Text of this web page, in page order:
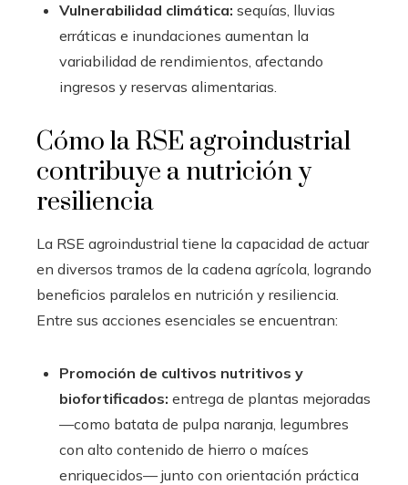
Vulnerabilidad climática: sequías, lluvias
erráticas e inundaciones aumentan la
variabilidad de rendimientos, afectando
ingresos y reservas alimentarias.
Cómo la RSE agroindustrial
contribuye a nutrición y
resiliencia
La RSE agroindustrial tiene la capacidad de actuar
en diversos tramos de la cadena agrícola, logrando
beneficios paralelos en nutrición y resiliencia.
Entre sus acciones esenciales se encuentran:
Promoción de cultivos nutritivos y
biofortificados: entrega de plantas mejoradas
—como batata de pulpa naranja, legumbres
con alto contenido de hierro o maíces
enriquecidos— junto con orientación práctica